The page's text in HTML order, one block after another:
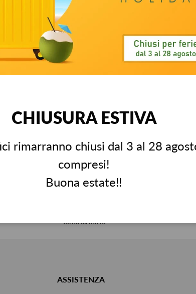
galleria
nella visualizzazione galleria
immagine 5 nella visualizzazione galleria
Carica immagine 6 nella visualizzazione
Carica immagine 7 nella
Carica immagine 8
Carica
CHIUSURA ESTIVA
rimarranno chiusi dal 3 al 28
compresi!
Buona estate!!
& tracking
Torna all’inizio
ASSISTENZA